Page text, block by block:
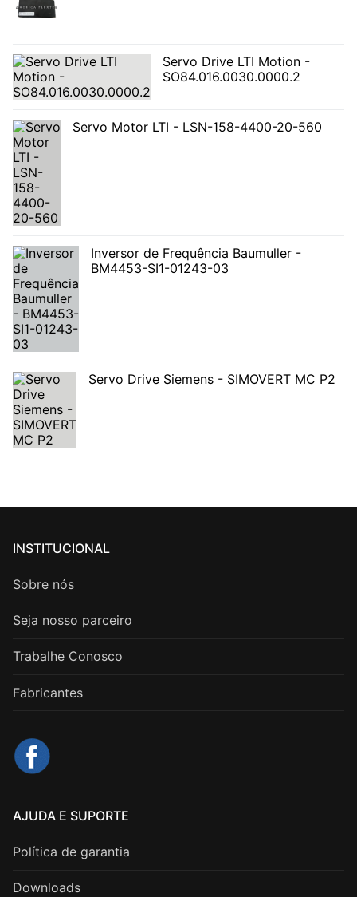
Servo Drive LTI Motion -
SO84.016.0030.0000.2
Servo Motor LTI - LSN-158-4400-20-560
Inversor de Frequência Baumuller -
BM4453-SI1-01243-03
Servo Drive Siemens - SIMOVERT MC P2
INSTITUCIONAL
Sobre nós
Seja nosso parceiro
Trabalhe Conosco
Fabricantes
AJUDA E SUPORTE
Política de garantia
Downloads